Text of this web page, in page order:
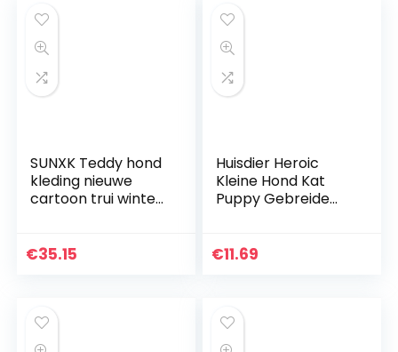
SUNXK Teddy hond
kleding nieuwe
cartoon trui winter
kleding lente en
€35.15
Huisdier Heroic
Kleine Hond Kat
Puppy Gebreide
Comfortabele
Kleding voor Kleine
Honden Katten
€11.69